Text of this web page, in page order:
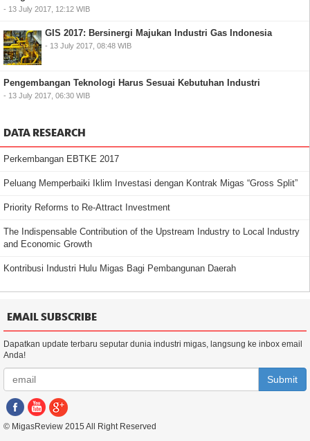
- 13 July 2017, 12:12 WIB
GIS 2017: Bersinergi Majukan Industri Gas Indonesia
- 13 July 2017, 08:48 WIB
Pengembangan Teknologi Harus Sesuai Kebutuhan Industri
- 13 July 2017, 06:30 WIB
DATA RESEARCH
Perkembangan EBTKE 2017
Peluang Memperbaiki Iklim Investasi dengan Kontrak Migas “Gross Split”
Priority Reforms to Re-Attract Investment
The Indispensable Contribution of the Upstream Industry to Local Industry
and Economic Growth
Kontribusi Industri Hulu Migas Bagi Pembangunan Daerah
EMAIL SUBSCRIBE
Dapatkan update terbaru seputar dunia industri migas, langsung ke inbox email
Anda!
Submit
© MigasReview 2015 All Right Reserved